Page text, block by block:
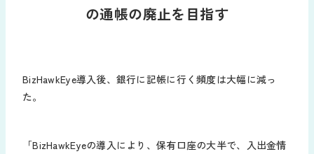
の通帳の廃止を目指す
BizHawkEye導入後、銀行に記帳に行く頻度は大幅に減っ
た。
「BizHawkEyeの導入により、保有口座の大半で、入出金情